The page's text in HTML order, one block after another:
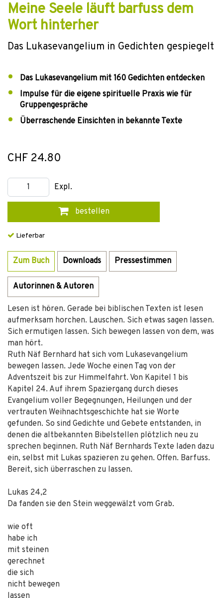
Meine Seele läuft barfuss dem
Wort hinterher
Das Lukasevangelium in Gedichten gespiegelt
Das Lukasevangelium mit 160 Gedichten entdecken
Impulse für die eigene spirituelle Praxis wie für
Gruppengespräche
Überraschende Einsichten in bekannte Texte
CHF 24.80
Expl.
bestellen
Lieferbar
Zum Buch Downloads Pressestimmen
Autorinnen & Autoren
Lesen ist hören. Gerade bei biblischen Texten ist lesen
aufmerksam horchen. Lauschen. Sich etwas sagen lassen.
Sich ermutigen lassen. Sich bewegen lassen von dem, was
man hört.
Ruth Näf Bernhard hat sich vom Lukasevangelium
bewegen lassen. Jede Woche einen Tag von der
Adventszeit bis zur Himmelfahrt. Von Kapitel 1 bis
Kapitel 24. Auf ihrem Spaziergang durch dieses
Evangelium voller Begegnungen, Heilungen und der
vertrauten Weihnachtsgeschichte hat sie Worte
gefunden. So sind Gedichte und Gebete entstanden, in
denen die altbekannten Bibelstellen plötzlich neu zu
sprechen beginnen. Ruth Näf Bernhards Texte laden dazu
ein, selbst mit Lukas spazieren zu gehen. Offen. Barfuss.
Bereit, sich überraschen zu lassen.
Lukas 24,2
Da fanden sie den Stein weggewälzt vom Grab.
wie oft
habe ich
mit steinen
gerechnet
die sich
nicht bewegen
lassen